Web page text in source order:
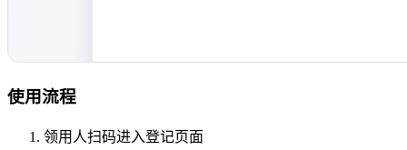
使用流程
领用人扫码进入登记页面